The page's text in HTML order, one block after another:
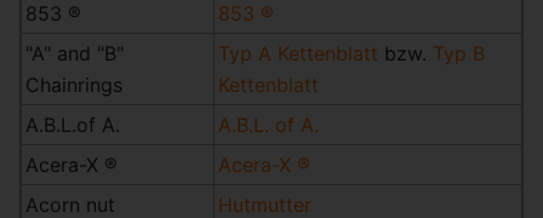
853 ®
853 ®
"A" and "B"
Chainrings
Typ A Kettenblatt bzw. Typ B
Kettenblatt
A.B.L.of A.
A.B.L. of A.
Acera-X ®
Acera-X ®
Acorn nut
Hutmutter